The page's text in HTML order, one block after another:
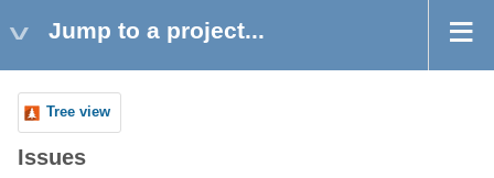
Jump to a project...
Tree view
Issues